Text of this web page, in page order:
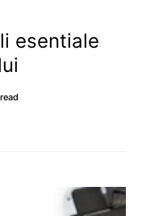
esentiale